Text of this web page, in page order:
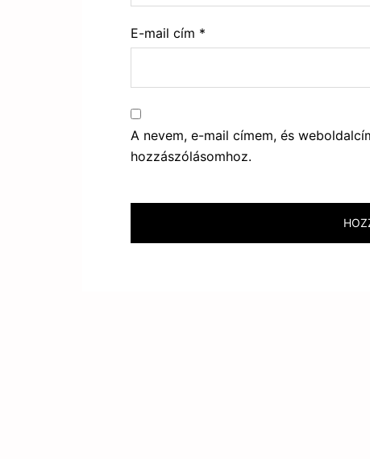
E-mail cím *
A nevem, e-mail címem, és
hozzászólásomhoz.